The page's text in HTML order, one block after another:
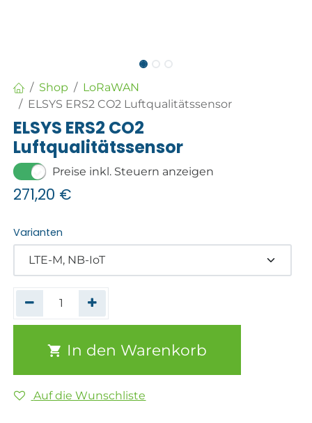
Shop
LoRaWAN
ELSYS ERS2 CO2 Luftqualitätssensor
ELSYS ERS2 CO2
Luftqualitätssensor
Preise inkl. Steuern anzeigen
271,20 €
Varianten
In den Warenkorb
Auf die Wunschliste